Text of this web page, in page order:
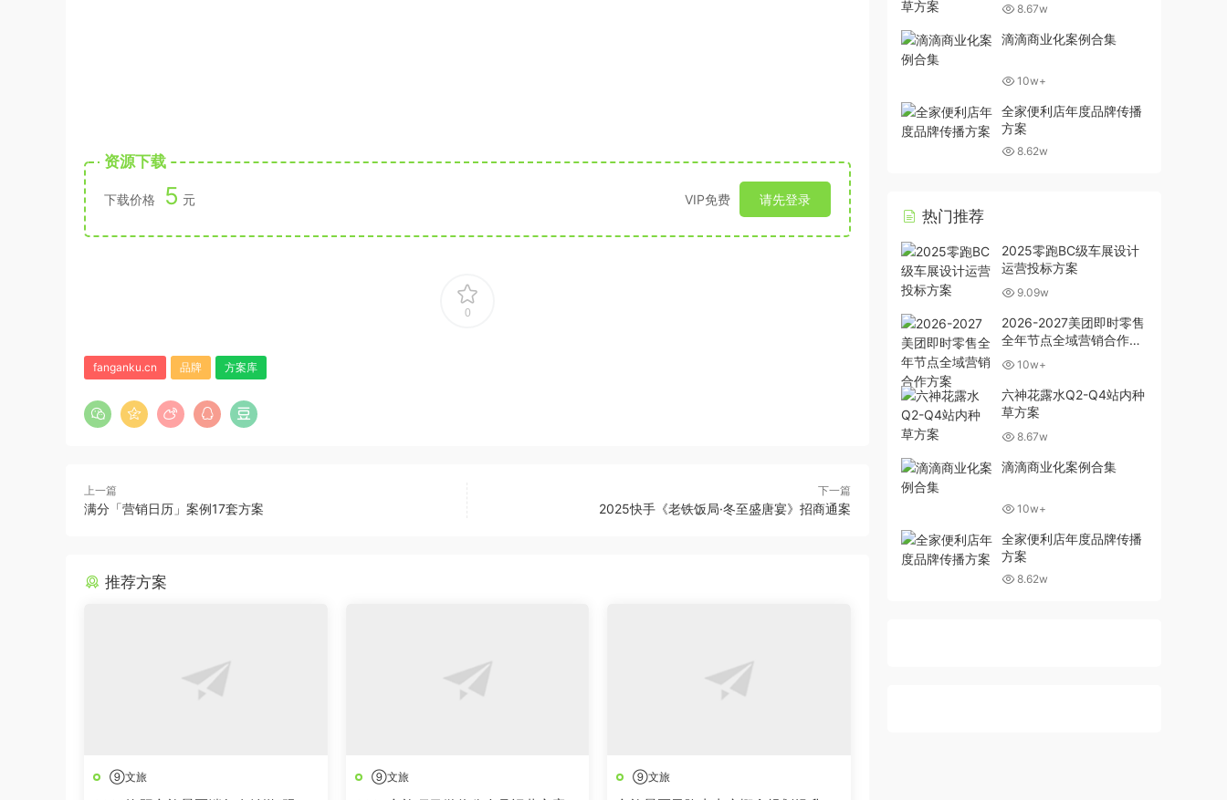
资源下载
下载价格 5 元 VIP免费 请先登录
0
fanganku.cn 品牌 方案库
上一篇
满分「营销日历」案例17套方案
下一篇
2025快手《老铁饭局·冬至盛唐宴》招商通案
推荐方案
⑨文旅 ⑨文旅 ⑨文旅
8.67w
滴滴商业化案例合集
10w+
全家便利店年度品牌传播
方案
8.62w
热门推荐
2025零跑BC级车展设计
运营投标方案
9.09w
2026-2027美团即时零售
全年节点全域营销合作方
案 10w+
六神花露水Q2-Q4站内种
草方案
8.67w
滴滴商业化案例合集
10w+
全家便利店年度品牌传播
方案
8.62w